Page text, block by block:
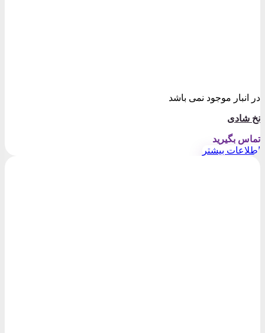
در انبار موجود نمی باشد
نخ شادی
تماس بگیرید
اطلاعات بیشتر